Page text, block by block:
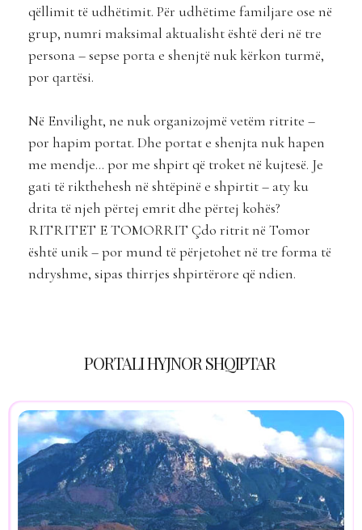
qëllimit të udhëtimit. Për udhëtime familjare ose në
grup, numri maksimal aktualisht është deri në tre
persona – sepse porta e shenjtë nuk kërkon turmë,
por qartësi.
Në Envilight, ne nuk organizojmë vetëm ritrite –
por hapim portat. Dhe portat e shenjta nuk hapen
me mendje… por me shpirt që troket në kujtesë. Je
gati të rikthehesh në shtëpinë e shpirtit – aty ku
drita të njeh përtej emrit dhe përtej kohës?
RITRITET E TOMORRIT Çdo ritrit në Tomor
është unik – por mund të përjetohet në tre forma të
ndryshme, sipas thirrjes shpirtërore që ndien.
PORTALI HYJNOR SHQIPTAR
Takim me praninë hyjnore – aty ku iluzioni
tretet dhe kujtesa e shpirtit zgjohet
Një ritrit i personalizuar në malin e shenjtë,
ku çdo hap bëhet proces çlirimi, shërimi dhe